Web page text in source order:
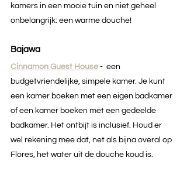
kamers in een mooie tuin en niet geheel
onbelangrijk: een warme douche!
Bajawa
Cinnamon Guest House -  een
budgetvriendelijke, simpele kamer. Je kunt
een kamer boeken met een eigen badkamer
of een kamer boeken met een gedeelde
badkamer. Het ontbijt is inclusief. Houd er
wel rekening mee dat, net als bijna overal op
Flores, het water uit de douche koud is.